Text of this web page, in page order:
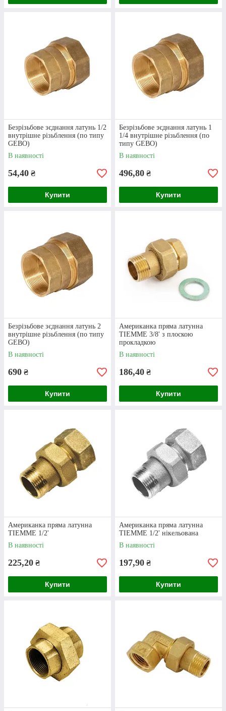
яких ілатунні перехідники, а також радувати
Дiзнатися про нас бiльше
Як оформити замовлення на фітинги?
Вибір фітинга
Потрібна американка 1 дюйм чи інший
варіант з’єднання? Уважно перегляньте наш
каталог та оберіть ті вироби, які вам потрібні.
Оформлення
пошту або на сайті.
Оплата
Інтернет-магазин “Клондайк” працює
виключно по передоплаті. Внести повну суму
чи її частину можна на рахунок фізичної
Безрізьбове зєднання латунь 1/2
внутрішне різьблення (по типу
GEBO)
В наявності
54,40 ₴
Купити
Безрізьбове зєднання латунь 1
1/4 внутрішне різьблення (по
типу GEBO)
В наявності
496,80 ₴
Купити
Безрізьбове зєднання латунь 2
внутрішне різьблення (по типу
GEBO)
В наявності
690 ₴
Купити
Американка пряма латунна
TIEMME 3/8' з плоскою
прокладкою
В наявності
186,40 ₴
Купити
Американка пряма латунна
TIEMME 1/2'
В наявності
225,20 ₴
Купити
Американка пряма латунна
TIEMME 1/2' нікельована
В наявності
197,90 ₴
Купити